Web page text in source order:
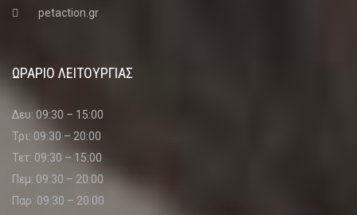
petaction.gr
ΩΡΑΡΙΟ ΛΕΙΤΟΥΡΓΙΑΣ
Δευ: 09:30 – 15:00
Τρι: 09:30 – 20:00
Τετ: 09:30 – 15:00
Πεμ: 09:30 – 20:00
Παρ: 09:30 – 20:00